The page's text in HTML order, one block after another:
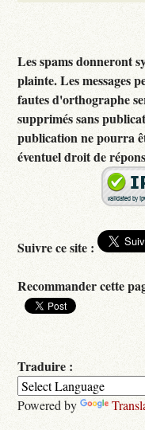
Les spams donneront
plainte. Les messages
fautes d'orthographe
supprimés sans
publication ne pourra
éventuel droit de
Suivre ce site :
Recommander cette
Traduire :
Powered by